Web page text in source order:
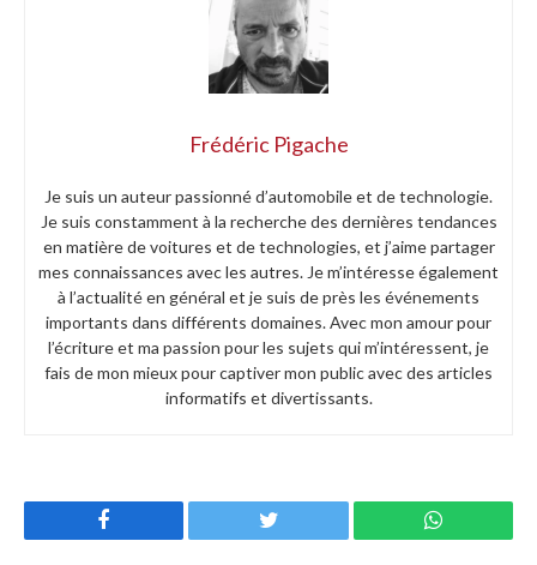
Frédéric Pigache
Je suis un auteur passionné d’automobile et de technologie.
Je suis constamment à la recherche des dernières tendances
en matière de voitures et de technologies, et j’aime partager
mes connaissances avec les autres. Je m’intéresse également
à l’actualité en général et je suis de près les événements
importants dans différents domaines. Avec mon amour pour
l’écriture et ma passion pour les sujets qui m’intéressent, je
fais de mon mieux pour captiver mon public avec des articles
informatifs et divertissants.
Twitter WhatsApp